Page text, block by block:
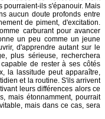
pourraient-ils s'épanouir. Mais
aucun doute profonds entre
de piment, d'excitation.
carburant pour avancer
un peu comme un jeune
d'apprendre autant sur le
plus sérieuse, recherchera
de rester à ses côtés
la lassitude peut apparaître,
et la routine. S'ils arrivent
leurs différences alors ce
mais étonnamment, pourrait
mais dans ce cas, sera